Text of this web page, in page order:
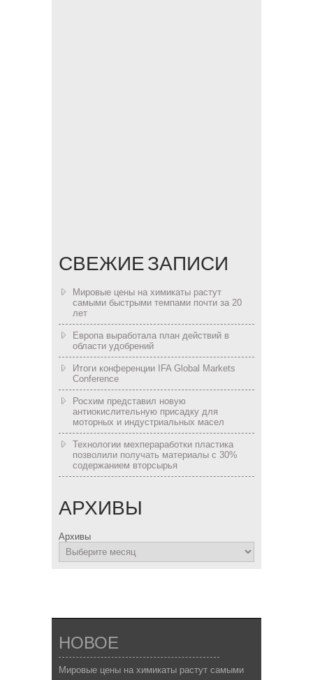
СВЕЖИЕ ЗАПИСИ
Мировые цены на химикаты растут
самыми быстрыми темпами почти за 20
лет
Европа выработала план действий в
области удобрений
Итоги конференции IFA Global Markets
Conference
Росхим представил новую
антиокислительную присадку для
моторных и индустриальных масел
Технологии мехпераработки пластика
позволили получать материалы с 30%
содержанием вторсырья
АРХИВЫ
Архивы
НОВОЕ
Мировые цены на химикаты растут самыми